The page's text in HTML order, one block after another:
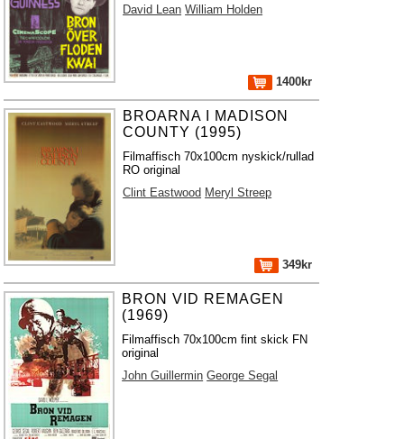
David Lean William Holden
1400kr
BROARNA I MADISON
COUNTY (1995)
Filmaffisch 70x100cm nyskick/rullad
RO original
Clint Eastwood Meryl Streep
349kr
BRON VID REMAGEN
(1969)
Filmaffisch 70x100cm fint skick FN
original
John Guillermin George Segal